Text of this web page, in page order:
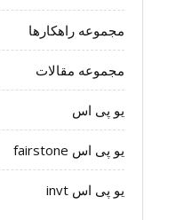
مجموعه راهکارها
مجموعه مقالات
یو پی اس
یو پی اس fairstone
یو پی اس invt